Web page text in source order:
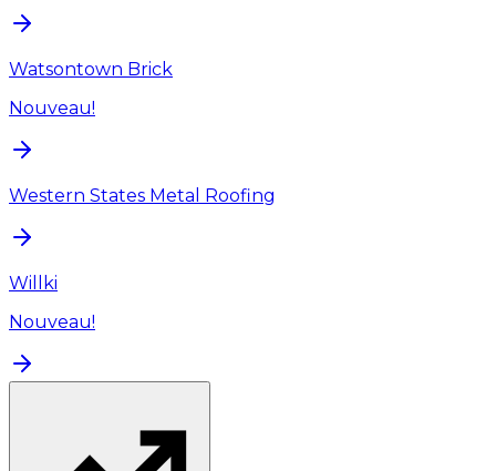
Watsontown Brick
Nouveau!
Western States Metal Roofing
Willki
Nouveau!